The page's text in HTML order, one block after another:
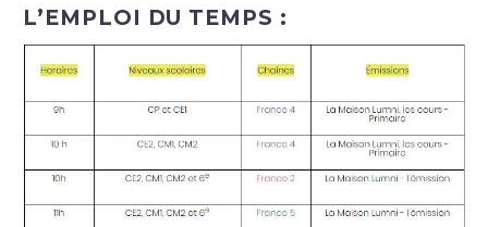
L’EMPLOI DU TEMPS :